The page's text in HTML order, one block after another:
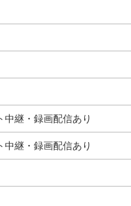
継・録画配信あり
継・録画配信あり